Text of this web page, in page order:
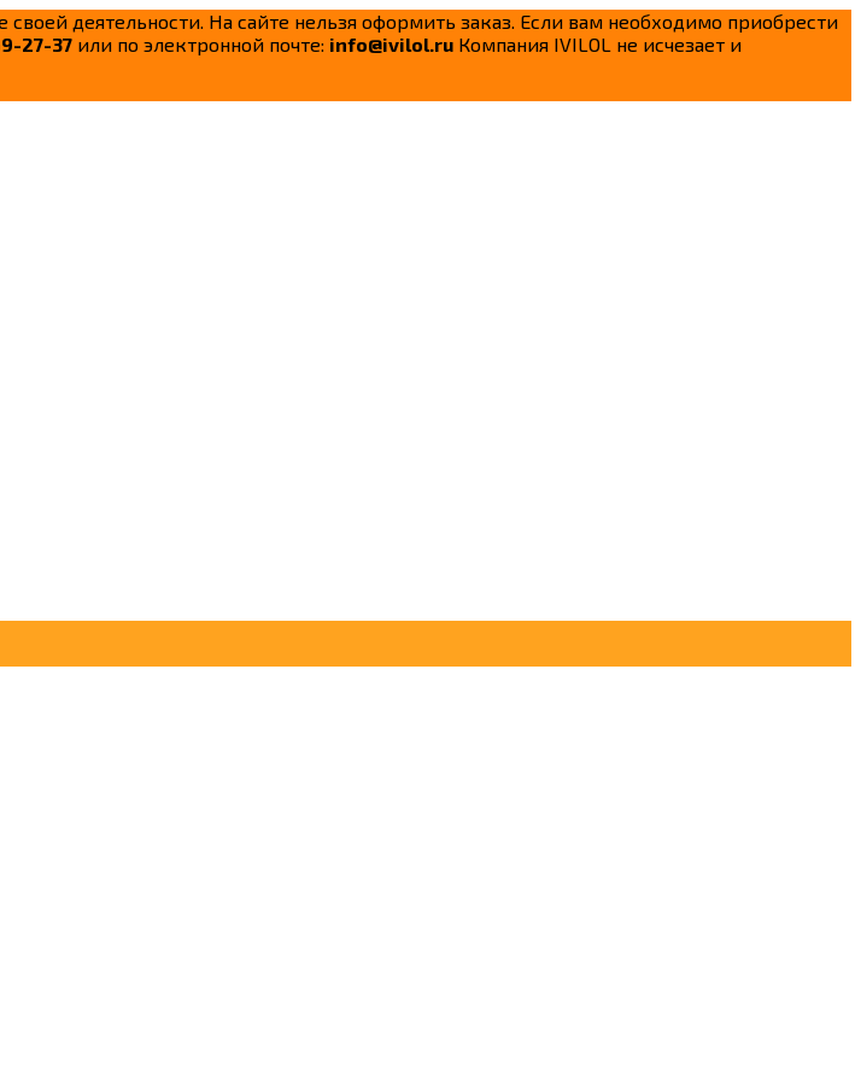
деятельности. На сайте нельзя оформить заказ. Если вам необходимо приобрести
27-37 или по электронной почте: info@ivilol.ru Компания IVILOL не исчезает и